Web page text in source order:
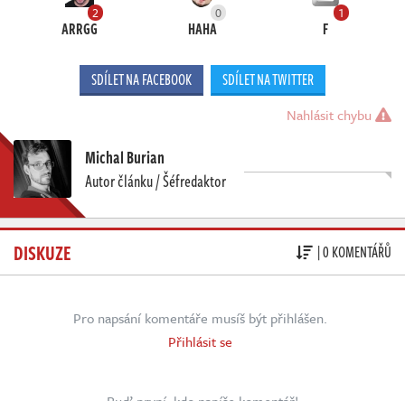
2
ARRGG
0
HAHA
1
F
SDÍLET NA FACEBOOK SDÍLET NA TWITTER
Nahlásit chybu
Michal Burian
Autor článku / Šéfredaktor
DISKUZE | 0 KOMENTÁŘŮ
Pro napsání komentáře musíš být přihlášen.
Přihlásit se